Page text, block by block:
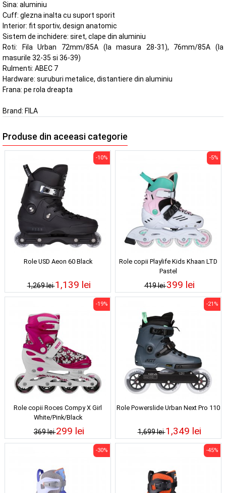
Sina: aluminiu
Cuff: glezna inalta cu suport sporit
Interior: fit sportiv, design anatomic
Sistem de inchidere: siret, clape din aluminiu
Roti: Fila Urban 72mm/85A (la masura 28-31), 76mm/85A (la
masurile 32-35 si 36-39)
Rulmenti: ABEC 7
Hardware: suruburi metalice, distantiere din aluminiu
Frana: pe rola dreapta
Brand: FILA
Produse din aceeasi categorie
Role USD Aeon 60 Black
1,269 lei
-10%
1,139 lei
Role copii Playlife Kids Khaan LTD
Pastel
419 lei
-5%
399 lei
Role copii Roces Compy X Girl
White/Pink/Black
369 lei
-19%
299 lei
Role Powerslide Urban Next Pro 110
1,699 lei
-21%
1,349 lei
-30% -45%